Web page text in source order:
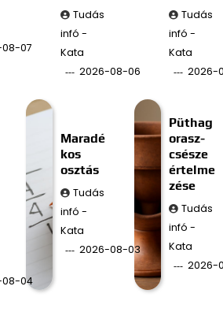
07
Tudás
infó -
Kata
2026-08-06
Tudás
infó -
Kata
2026-
04
Maradé
kos
osztás
Tudás
infó -
Kata
2026-08-03
Püthag
orasz-
csésze
értelme
zése
Tudás
infó -
Kata
2026-